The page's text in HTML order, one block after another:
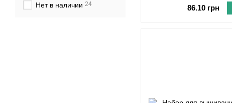
86.10 грн
Нет в наличии 24